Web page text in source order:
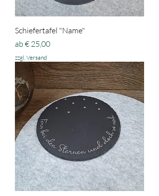
Schiefertafel "Name"
ab € 25,00
Sale-Preis
zzgl. Versand